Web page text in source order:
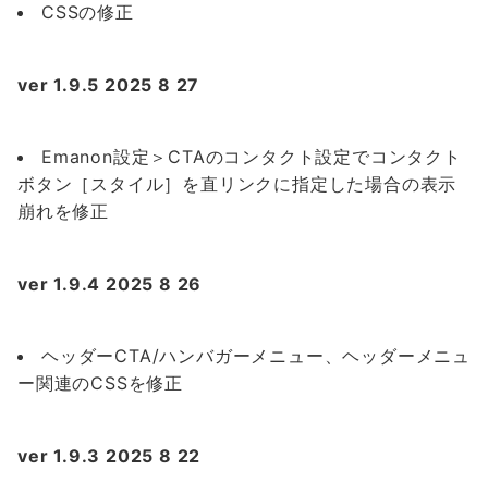
CSSの修正
ver 1.9.5 2025 8 27
Emanon設定＞CTAのコンタクト設定でコンタクト
ボタン［スタイル］を直リンクに指定した場合の表示
崩れを修正
ver 1.9.4 2025 8 26
ヘッダーCTA/ハンバガーメニュー、ヘッダーメニュ
ー関連のCSSを修正
ver 1.9.3 2025 8 22